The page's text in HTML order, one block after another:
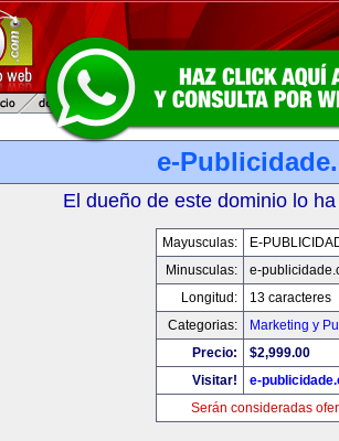
e-
El dueño de este dominio lo
Mayusculas:
E-
Minusculas:
e-
Longitud:
13 caracteres
Categorias:
Marketing y
Precio:
$2,999.00
Visitar!
e-
Serán consideradas